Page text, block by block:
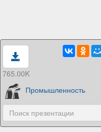
765.00K
Промышленность